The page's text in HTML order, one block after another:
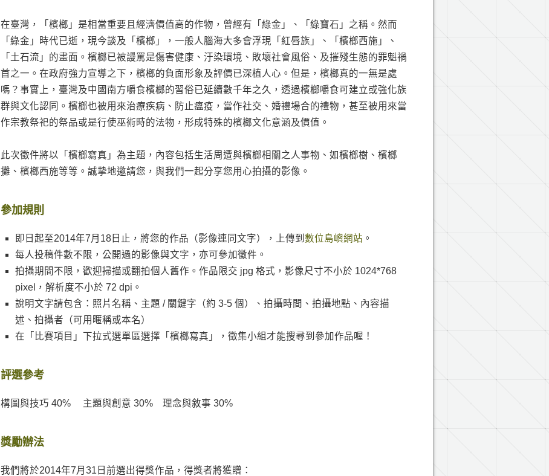
在臺灣，「檳榔」是相當重要且經濟價值高的作物，曾經有「綠金」、「綠寶石」之稱。然而
「綠金」時代已逝，現今談及「檳榔」，一般人腦海大多會浮現「紅唇族」、「檳榔西施」、
「土石流」的畫面。檳榔已被謾罵是傷害健康、汙染環境、敗壞社會風俗、及摧殘生態的罪魁禍
首之一。在政府強力宣導之下，檳榔的負面形象及評價已深植人心。但是，檳榔真的一無是處
嗎？事實上，臺灣及中國南方嚼食檳榔的習俗已延續數千年之久，透過檳榔嚼食可建立或強化族
群與文化認同。檳榔也被用來治療疾病、防止瘟疫，當作社交、婚禮場合的禮物，甚至被用來當
作宗教祭祀的祭品或是行使巫術時的法物，形成特殊的檳榔文化意涵及價值。
此次徵件將以「檳榔寫真」為主題，內容包括生活周遭與檳榔相關之人事物、如檳榔樹、檳榔
攤、檳榔西施等等。誠摯地邀請您，與我們一起分享您用心拍攝的影像。
參加規則
即日起至2014年7月18日止，將您的作品（影像連同文字），上傳到數位島嶼網站 。
每人投稿件數不限，公開過的影像與文字，亦可參加徵件。
拍攝期間不限，歡迎掃描或翻拍個人舊作。作品限交 jpg 格式，影像尺寸不小於 1024*768
pixel，解析度不小於 72 dpi。
說明文字請包含：照片名稱、主題 / 關鍵字（約 3-5 個）、拍攝時間、拍攝地點、內容描
述、拍攝者（可用暱稱或本名）
在「比賽項目」下拉式選單區選擇「檳榔寫真」，徵集小組才能搜尋到參加作品喔！
評選參考
構圖與技巧 40% 主題與創意 30% 理念與敘事 30%
獎勵辦法
我們將於2014年7月31日前選出得獎作品，得獎者將獲贈：